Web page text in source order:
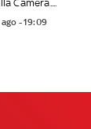
Camera....
- 19:09